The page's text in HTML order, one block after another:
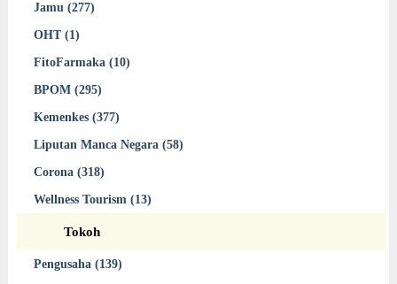
Jamu (277)
OHT (1)
FitoFarmaka (10)
BPOM (295)
Kemenkes (377)
Liputan Manca Negara (58)
Corona (318)
Wellness Tourism (13)
Tokoh
Pengusaha (139)